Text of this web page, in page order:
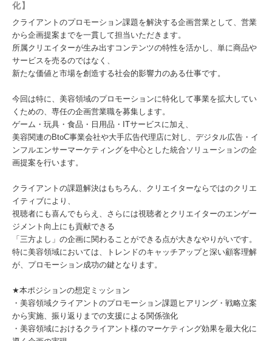
化】
クライアントのプロモーション課題を解決する企画営業として、営業
から企画提案までを一貫して担当いただきます。
所属クリエイターが生み出すコンテンツの特性を活かし、単に商品や
サービスを売るのではなく、
新たな価値と市場を創造する社会的影響力のある仕事です。
今回は特に、美容領域のプロモーションに特化して事業を拡大してい
くための、専任の企画営業職を募集します。
ゲーム・玩具・食品・日用品・ITサービスに加え、
美容関連のBtoC事業会社や大手広告代理店に対し、デジタル広告・イ
ンフルエンサーマーケティングを中心とした統合ソリューションの企
画提案を行います。
クライアントの課題解決はもちろん、クリエイターならではのクリエ
イティブにより、
視聴者にも喜んでもらえ、さらには視聴者とクリエイターのエンゲー
ジメント向上にも貢献できる
「三方よし」の企画に関わることができる点が大きなやりがいです。
特に美容領域においては、トレンドのキャッチアップと深い顧客理解
が、プロモーション成功の鍵となります。
★本ポジションの想定ミッション
・美容領域クライアントのプロモーション課題ヒアリング・戦略立案
から実施、振り返りまでの支援による関係強化
・美容領域におけるクライアント様のマーケティング効果を最大化に